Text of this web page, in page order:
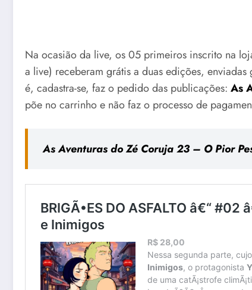
Na ocasião da live, os 05 primeiros inscrito na
a live) receberam grátis a duas edições,
é, cadastra-se, faz o pedido das publicações: As
põe no carrinho e não faz o processo de
As Aventuras do Zé Coruja 23 – O Pior